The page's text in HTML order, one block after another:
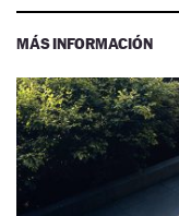
MÁS INFORMACIÓN